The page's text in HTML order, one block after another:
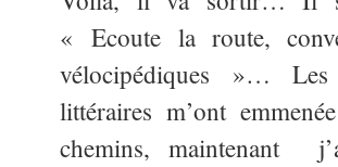
« Ecoute la route,
vélocipédiques »… Les
littéraires m’ont
chemins, maintenant